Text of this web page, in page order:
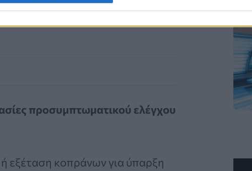
τις αξίες και τις προτιμήσεις
προσυμπτωματικού ελέγχου
εξέταση κοπράνων για ύπαρξη